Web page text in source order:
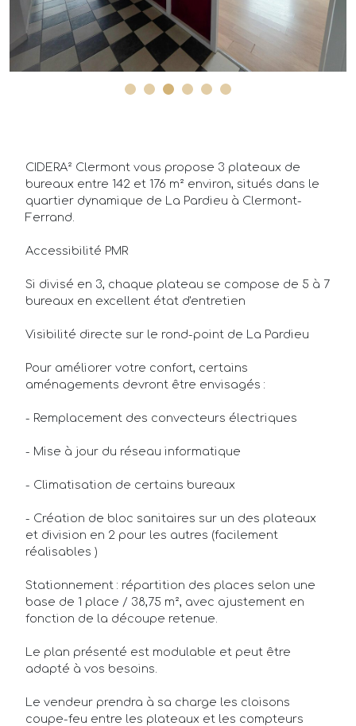
Acheteurs/Locataires
Actualités
FAQ
CIDERA² Clermont vous propose 3 plateaux de
bureaux entre 142 et 176 m² environ, situés dans le
quartier dynamique de La Pardieu à Clermont-
Ferrand.
Accessibilité PMR
Si divisé en 3, chaque plateau se compose de 5 à 7
bureaux en excellent état d'entretien
Visibilité directe sur le rond-point de La Pardieu
Pour améliorer votre confort, certains
aménagements devront être envisagés :
- Remplacement des convecteurs électriques
- Mise à jour du réseau informatique
- Climatisation de certains bureaux
- Création de bloc sanitaires sur un des plateaux
et division en 2 pour les autres (facilement
réalisables )
Stationnement : répartition des places selon une
base de 1 place / 38,75 m², avec ajustement en
fonction de la découpe retenue.
Le plan présenté est modulable et peut être
adapté à vos besoins.
Le vendeur prendra à sa charge les cloisons
coupe-feu entre les plateaux et les compteurs